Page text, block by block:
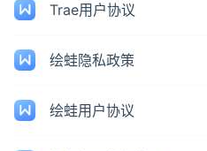
Trae用户协议
绘蛙隐私政策
绘蛙用户协议